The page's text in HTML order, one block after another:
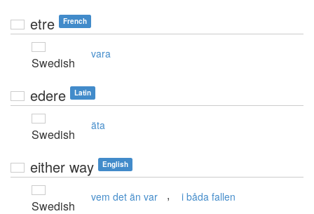
etre French
Swedish
vara
edere Latin
Swedish
äta
either way English
Swedish
vem det än var , i båda fallen